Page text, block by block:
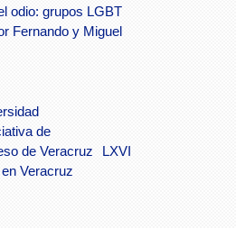
odio: grupos LGBT
Fernando y Miguel
de
de Veracruz
LXVI
Veracruz